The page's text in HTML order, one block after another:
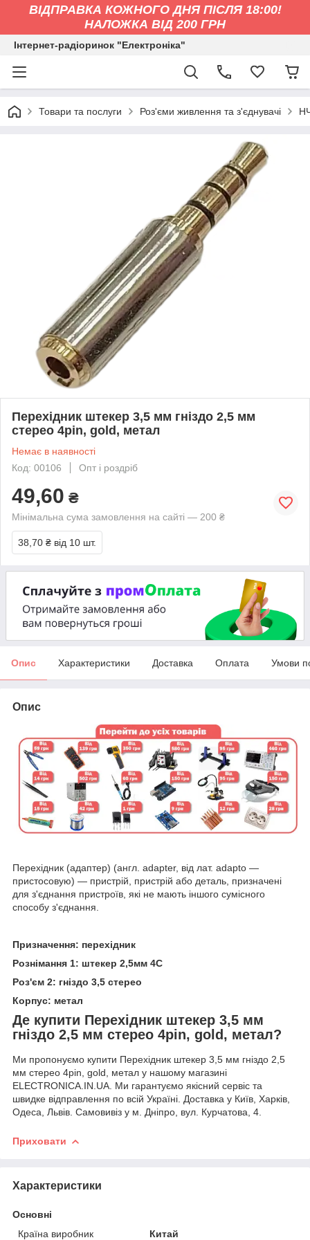
ВІДПРАВКА КОЖНОГО ДНЯ ПІСЛЯ 18:00!
НАЛОЖКА ВІД 200 ГРН
Інтернет-радіоринок "Електроніка"
Товари та послуги Роз'єми живлення та з'єднувачі
Перехідник штекер 3,5 мм гніздо 2,5 мм
стерео 4pin, gold, метал
Немає в наявності
Код: 00106
Опт і роздріб
49,60 ₴
Мінімальна сума замовлення на сайті — 200 ₴
38,70 ₴ від 10 шт.
Опис Характеристики Доставка Оплата Умови
Опис
Перехідник (адаптер) (англ. adapter, від лат. adapto —
пристосовую) — пристрій, пристрій або деталь, призначені
для з'єднання пристроїв, які не мають іншого сумісного
способу з'єднання.
Призначення: перехідник
Рознімання 1: штекер 2,5мм 4С
Роз'єм 2: гніздо 3,5 стерео
Корпус: метал
Де купити Перехідник штекер 3,5 мм
гніздо 2,5 мм стерео 4pin, gold, метал?
Ми пропонуємо купити Перехідник штекер 3,5 мм гніздо 2,5
мм стерео 4pin, gold, метал у нашому магазині
ELECTRONICA.IN.UA. Ми гарантуємо якісний сервіс та
швидке відправлення по всій Україні. Доставка у Київ, Харків,
Одеса, Львів. Самовивіз у м. Дніпро, вул. Курчатова, 4.
Приховати
Характеристики
Основні
Країна виробник
Китай